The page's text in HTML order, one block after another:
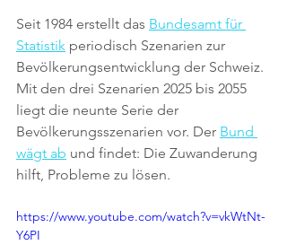
Seit 1984 erstellt das Bundesamt für
Statistik periodisch Szenarien zur
Bevölkerungsentwicklung der Schweiz.
Mit den drei Szenarien 2025 bis 2055
liegt die neunte Serie der
Bevölkerungsszenarien vor. Der Bund
wägt ab und findet: Die Zuwanderung
hilft, Probleme zu lösen.
https://www.youtube.com/watch?v=vkWtNt-
Y6PI